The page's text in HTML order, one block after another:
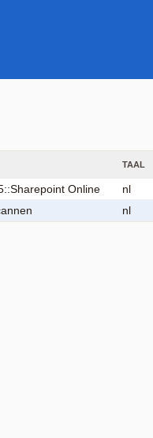
TAAL
Online nl
nl